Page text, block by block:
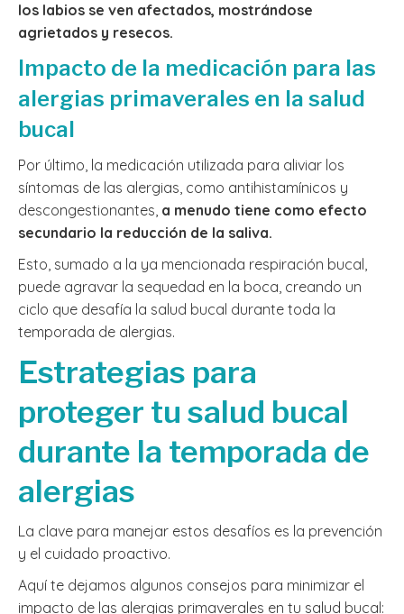
los labios se ven afectados, mostrándose
agrietados y resecos.
Impacto de la medicación para las
alergias primaverales en la salud
bucal
Por último, la medicación utilizada para aliviar los
síntomas de las alergias, como antihistamínicos y
descongestionantes, a menudo tiene como efecto
secundario la reducción de la saliva.
Esto, sumado a la ya mencionada respiración bucal,
puede agravar la sequedad en la boca, creando un
ciclo que desafía la salud bucal durante toda la
temporada de alergias.
Estrategias para
proteger tu salud bucal
durante la temporada de
alergias
La clave para manejar estos desafíos es la prevención
y el cuidado proactivo.
Aquí te dejamos algunos consejos para minimizar el
impacto de las alergias primaverales en tu salud bucal: